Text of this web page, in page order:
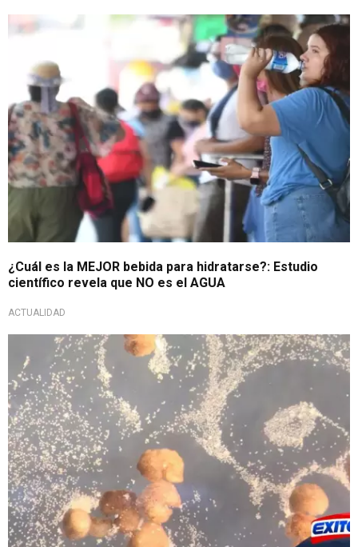
¿Cuál es la MEJOR bebida para hidratarse?: Estudio
científico revela que NO es el AGUA
ACTUALIDAD